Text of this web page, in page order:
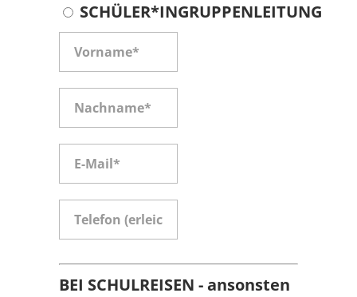
SCHÜLER*INGRUPPENLEITUNG
BEI SCHULREISEN - ansonsten